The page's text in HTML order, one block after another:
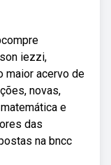
iezzi,
maior acervo de
novas,
e
das
na bncc